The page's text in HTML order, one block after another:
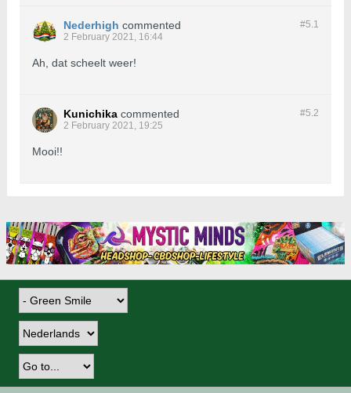
#5.1
Nederhigh commented
2 February 2021, 16:44
Ah, dat scheelt weer!
#5.2
Kunichika commented
2 February 2021, 19:25
Mooi!!